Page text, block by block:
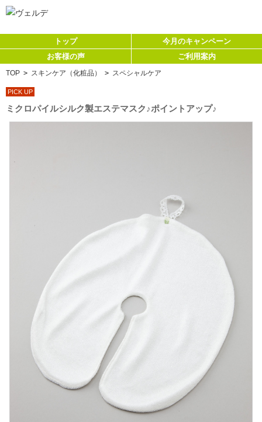
トップ
今月のキャンペーン
お客様の声
ご利用案内
TOP > スキンケア（化粧品） > スペシャルケア
PICK UP
ミクロパイルシルク製エステマスク♪ポイントアップ♪